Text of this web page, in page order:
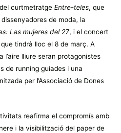
curtmetratgeEntre-teles, que
de moda, la
Las mujeres del 27, i el concert
que tindrà lloc el 8 de març. A
l’aire lliure seran protagonistes
de running guiades i una
per l’Associació de Dones
reafirma el compromís amb
i la visibilització del paper de